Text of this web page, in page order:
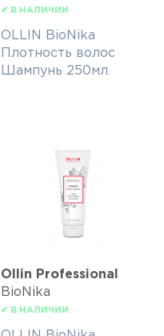
✔ В НАЛИЧИИ
OLLIN BioNika
Плотность волос
Шампунь 250мл.
Ollin Professional
BioNika
✔ В НАЛИЧИИ